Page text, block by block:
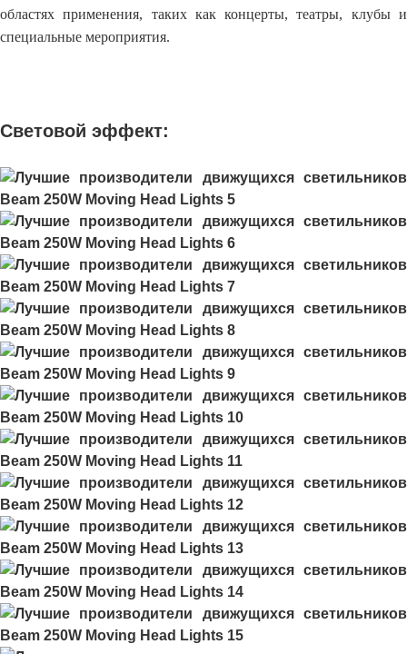
областях применения, таких как концерты, театры, клубы и
специальные мероприятия.
Световой эффект: